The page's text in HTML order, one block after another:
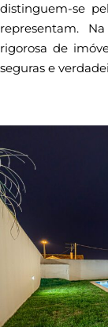
distinguem-se
representam.
rigorosa de
seguras e